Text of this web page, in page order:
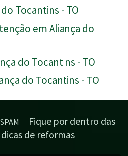
Tocantins - TO
em Aliança do
do Tocantins - TO
do Tocantins - TO
Fique por dentro das
de reformas